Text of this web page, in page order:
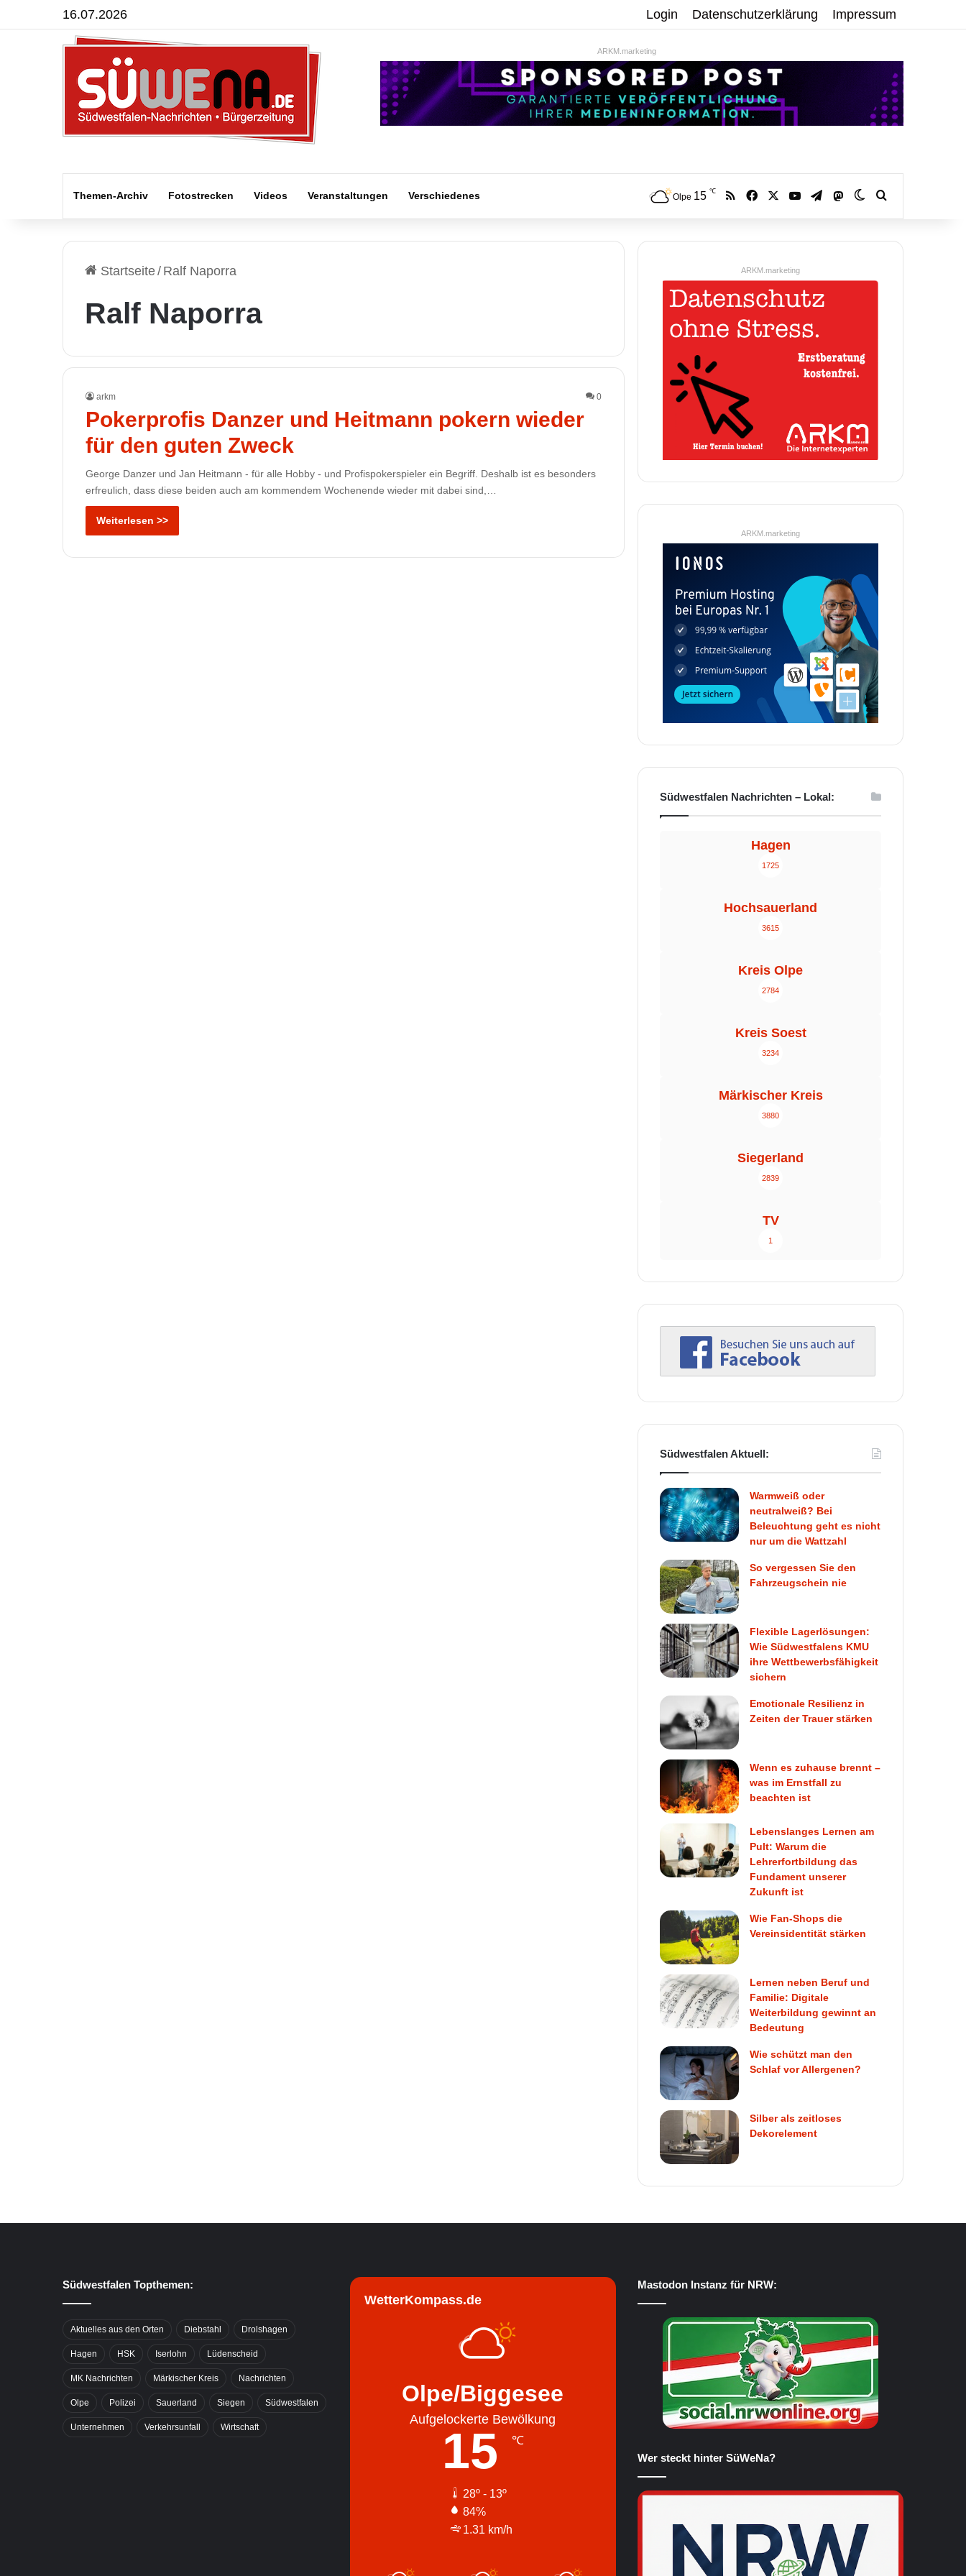
16.07.2026 Login Datenschutzerklärung Impressum
ARKM.marketing
Themen-Archiv Fotostrecken Videos Veranstaltungen Verschiedenes Olpe 15 ℃ RSS Facebook YouTubeTelegramMastodonSkin umschalten
Startseite/ Ralf Naporra
Ralf Naporra
arkm 0
Pokerprofis Danzer und Heitmann pokern wieder
für den guten Zweck
George Danzer und Jan Heitmann - für alle Hobby - und Profispokerspieler ein Begriff. Deshalb ist es besonders
erfreulich, dass diese beiden auch am kommendem Wochenende wieder mit dabei sind,…
Weiterlesen >>
ARKM.marketing
ARKM.marketing
Südwestfalen Nachrichten – Lokal:
Hagen
1725
Hochsauerland
3615
Kreis Olpe
2784
Kreis Soest
3234
Märkischer Kreis
3880
Siegerland
2839
TV
1
Südwestfalen Aktuell:
Warmweiß oder
neutralweiß? Bei
Beleuchtung geht es nicht
nur um die Wattzahl
So vergessen Sie den
Fahrzeugschein nie
Flexible Lagerlösungen:
Wie Südwestfalens KMU
ihre Wettbewerbsfähigkeit
sichern
Emotionale Resilienz in
Zeiten der Trauer stärken
Wenn es zuhause brennt –
was im Ernstfall zu
beachten ist
Lebenslanges Lernen am
Pult: Warum die
Lehrerfortbildung das
Fundament unserer
Zukunft ist
Wie Fan-Shops die
Vereinsidentität stärken
Lernen neben Beruf und
Familie: Digitale
Weiterbildung gewinnt an
Bedeutung
Wie schützt man den
Schlaf vor Allergenen?
Silber als zeitloses
Dekorelement
Südwestfalen Topthemen:
Aktuelles aus den Orten Diebstahl Drolshagen
Hagen HSK Iserlohn Lüdenscheid
MK Nachrichten Märkischer Kreis Nachrichten
Olpe Polizei Sauerland Siegen Südwestfalen
Unternehmen Verkehrsunfall Wirtschaft
WetterKompass.de
Olpe/Biggesee
Aufgelockerte Bewölkung
15 ℃
28º - 13º
84%
1.31 km/h
Mastodon Instanz für NRW:
Wer steckt hinter SüWeNa?